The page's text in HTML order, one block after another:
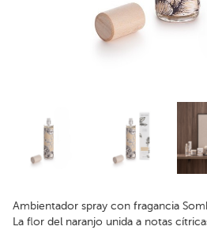
Ambientador spray con fragancia
La flor del naranjo unida a notas